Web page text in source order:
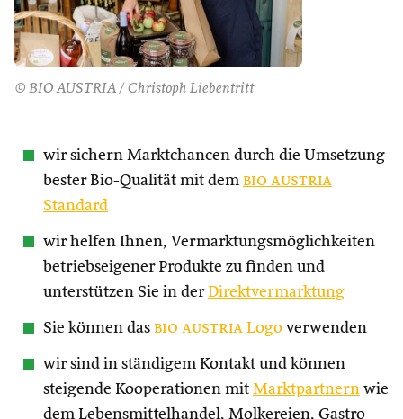
© BIO AUSTRIA / Christoph Liebentritt
wir sichern Marktchancen durch die Umsetzung
bester Bio-Qualität mit dem bio austria
Standard
wir helfen Ihnen, Vermarktungsmöglichkeiten
betriebseigener Produkte zu finden und
unterstützen Sie in derDirektvermarktung
Sie können das bio austria Logo verwenden
wir sind in ständigem Kontakt und können
steigende Kooperationen mit Marktpartnern wie
dem Lebensmittelhandel, Molkereien, Gastro-